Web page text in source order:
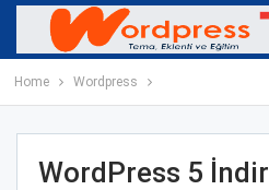
Home Wordpress
WordPress 5 İndir